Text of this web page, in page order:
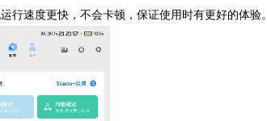
速度更快，不会卡顿，保证使用时有更好的体验。